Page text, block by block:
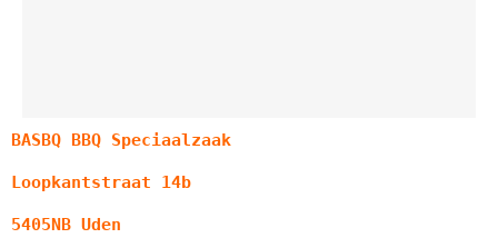
BASBQ BBQ Speciaalzaak
Loopkantstraat 14b
5405NB Uden